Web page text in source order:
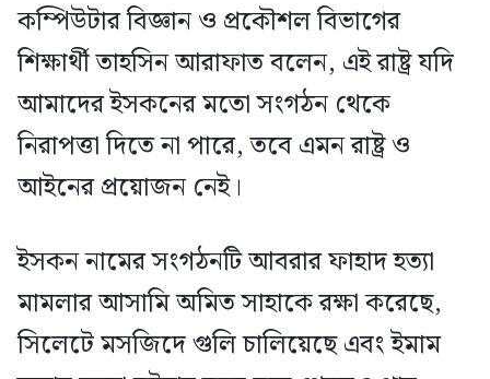
কম্পিউটার বিজ্ঞান ও প্রকৌশল বিভাগের
শিক্ষার্থী তাহসিন আরাফাত বলেন, এই রাষ্ট্র যদি
আমাদের ইসকনের মতো সংগঠন থেকে
নিরাপত্তা দিতে না পারে, তবে এমন রাষ্ট্র ও
আইনের প্রয়োজন নেই।
ইসকন নামের সংগঠনটি আবরার ফাহাদ হত্যা
মামলার আসামি অমিত সাহাকে রক্ষা করেছে,
সিলেটে মসজিদে গুলি চালিয়েছে এবং ইমাম